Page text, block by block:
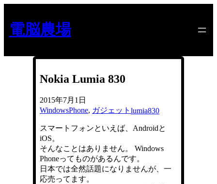
を
ス
ッ
電脳農場
Nokia Lumia 830
2015年7月1日
WindowsPhone, ガジェット lumia830
スマートフォンといえば、Androidと
iOS。
そんなことはありません。 Windows
Phoneってものがあるんです。
日本では全然話題になりませんが、一
応売ってます。